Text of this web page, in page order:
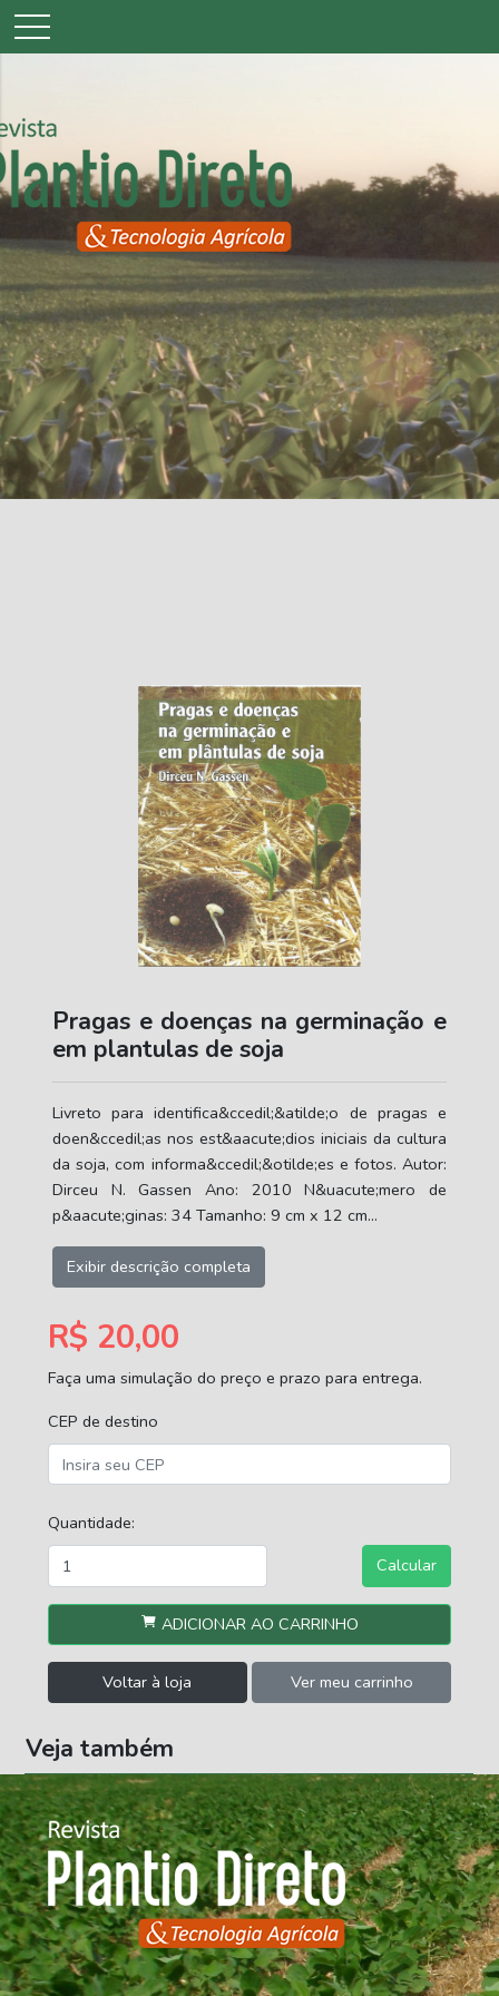
Pragas e doenças na germinação e
em plantulas de soja
Livreto para identifica&ccedil;&atilde;o de pragas e
doen&ccedil;as nos est&aacute;dios iniciais da cultura
da soja, com informa&ccedil;&otilde;es e fotos. Autor:
Dirceu N. Gassen Ano: 2010 N&uacute;mero de
p&aacute;ginas: 34 Tamanho: 9 cm x 12 cm...
Exibir descrição completa
R$ 20,00
Faça uma simulação do preço e prazo para entrega.
CEP de destino
Quantidade:
Calcular
ADICIONAR AO CARRINHO
Voltar à loja Ver meu carrinho
Veja também